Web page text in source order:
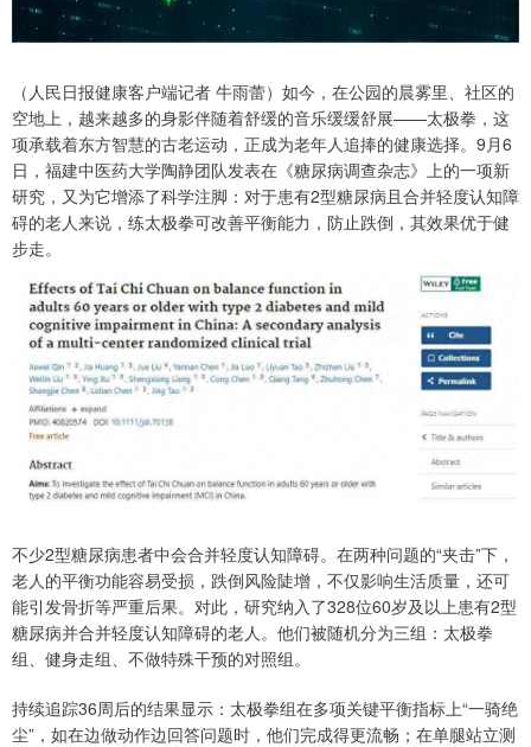
（人民日报健康客户端记者 牛雨蕾）如今，在公园的晨雾里、社区的
空地上，越来越多的身影伴随着舒缓的音乐缓缓舒展——太极拳，这
项承载着东方智慧的古老运动，正成为老年人追捧的健康选择。9月6
日，福建中医药大学陶静团队发表在《糖尿病调查杂志》上的一项新
研究，又为它增添了科学注脚：对于患有2型糖尿病且合并轻度认知障
碍的老人来说，练太极拳可改善平衡能力，防止跌倒，其效果优于健
步走。
不少2型糖尿病患者中会合并轻度认知障碍。在两种问题的“夹击”下，
老人的平衡功能容易受损，跌倒风险陡增，不仅影响生活质量，还可
能引发骨折等严重后果。对此，研究纳入了328位60岁及以上患有2型
糖尿病并合并轻度认知障碍的老人。他们被随机分为三组：太极拳
组、健身走组、不做特殊干预的对照组。
持续追踪36周后的结果显示：太极拳组在多项关键平衡指标上“一骑绝
尘”，如在边做动作边回答问题时，他们完成得更流畅；在单腿站立测